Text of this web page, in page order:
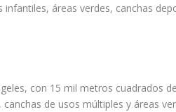
áreas verdes, canchas
con 15 mil metros cuadrados de
de usos múltiples y áreas